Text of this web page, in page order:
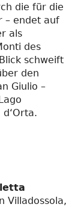
die für die
– endet auf
als
des
schweift
den
Giulio –
Villadossola,